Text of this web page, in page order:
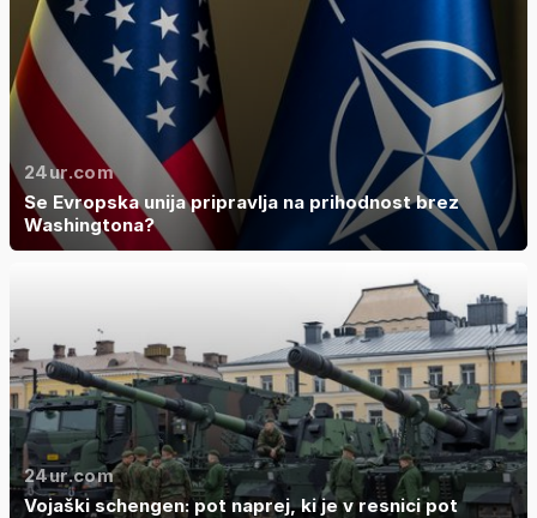
24ur.com
Se Evropska unija pripravlja na prihodnost brez
Washingtona?
24ur.com
Vojaški schengen: pot naprej, ki je v resnici pot